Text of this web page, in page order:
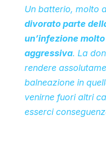
Un batterio, molto
divorato parte
un’infezione
aggressiva. La
rendere
balneazione in
venirne fuori altri
esserci